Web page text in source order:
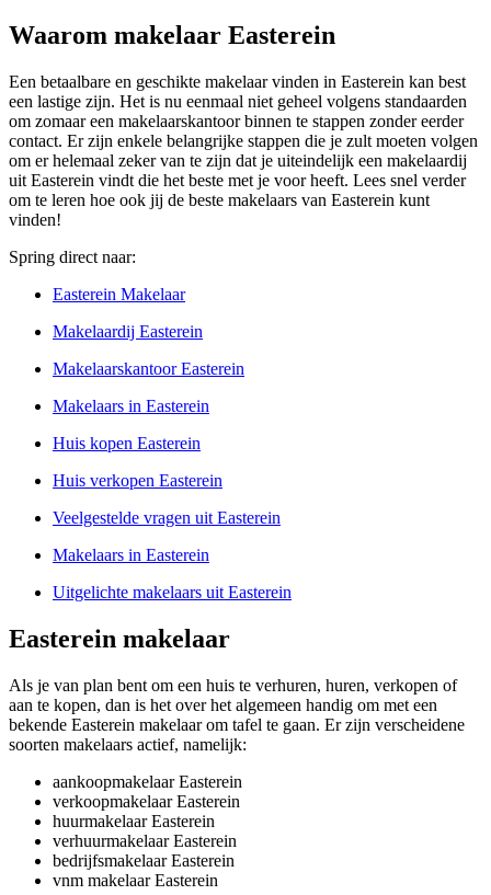
Waarom makelaar Easterein
Een betaalbare en geschikte makelaar vinden in Easterein kan best
een lastige zijn. Het is nu eenmaal niet geheel volgens standaarden
om zomaar een makelaarskantoor binnen te stappen zonder eerder
contact. Er zijn enkele belangrijke stappen die je zult moeten volgen
om er helemaal zeker van te zijn dat je uiteindelijk een makelaardij
uit Easterein vindt die het beste met je voor heeft. Lees snel verder
om te leren hoe ook jij de beste makelaars van Easterein kunt
vinden!
Spring direct naar:
Easterein Makelaar
Makelaardij Easterein
Makelaarskantoor Easterein
Makelaars in Easterein
Huis kopen Easterein
Huis verkopen Easterein
Veelgestelde vragen uit Easterein
Makelaars in Easterein
Uitgelichte makelaars uit Easterein
Easterein makelaar
Als je van plan bent om een huis te verhuren, huren, verkopen of
aan te kopen, dan is het over het algemeen handig om met een
bekende Easterein makelaar om tafel te gaan. Er zijn verscheidene
soorten makelaars actief, namelijk:
aankoopmakelaar Easterein
verkoopmakelaar Easterein
huurmakelaar Easterein
verhuurmakelaar Easterein
bedrijfsmakelaar Easterein
vnm makelaar Easterein